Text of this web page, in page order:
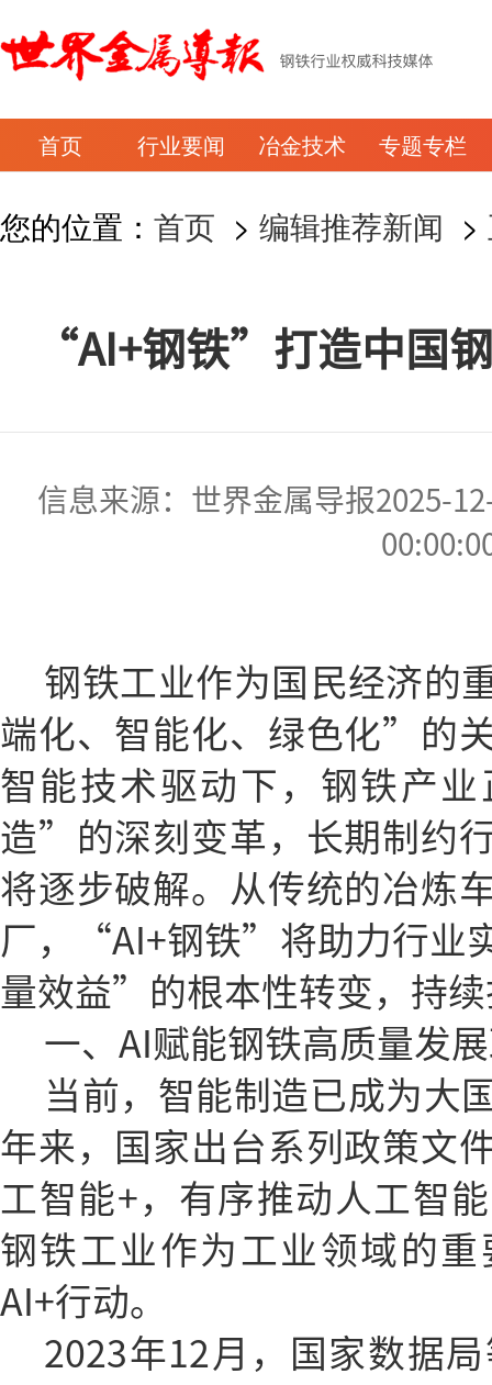
首页 行业要闻 冶金技术 专题专栏
您的位置： 首页 > 编辑推荐新闻 >
“AI+钢铁”打造中国
信息来源：世界金属导报2025-
钢铁工业作为国民经济的
端化、智能化、绿色化”的
智能技术驱动下，钢铁产
造”的深刻变革，长期制约
将逐步破解。从传统的冶炼
厂，“AI+钢铁”将助力行
量效益”的根本性转变，持
一、AI赋能钢铁高质量发
当前，智能制造已成为大
年来，国家出台系列政策文
工智能+，有序推动人工智
钢铁工业作为工业领域的
AI+行动。
2023年12月，国家数据